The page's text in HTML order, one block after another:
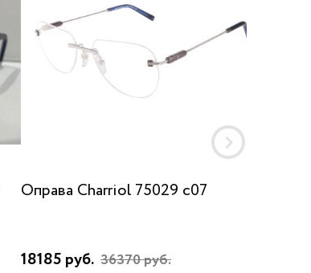
Оправа Charriol 75029 c07
18185 руб. 36370 руб.